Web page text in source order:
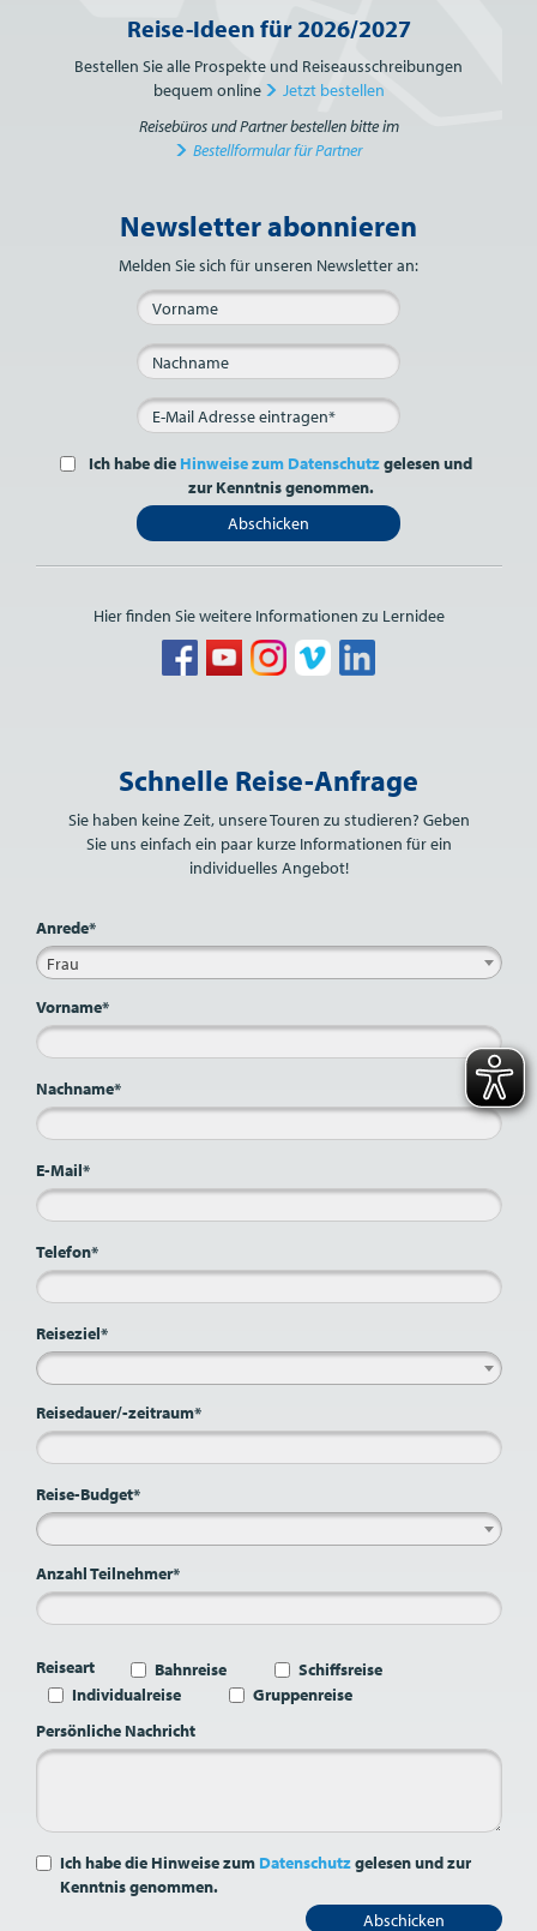
Reise-Ideen für 2026/2027
Bestellen Sie alle Prospekte und Reiseausschreibungen
bequem online
Jetzt bestellen
Reisebüros und Partner bestellen bitte im
Bestellformular für Partner
Bitte nicht ausfüllen.
Newsletter abonnieren
Melden Sie sich für unseren Newsletter an:
Ich habe die Hinweise zum Datenschutzgelesen und
zur Kenntnis genommen.
Abschicken
Hier finden Sie weitere Informationen zu Lernidee
Schnelle Reise-Anfrage
Sie haben keine Zeit, unsere Touren zu studieren? Geben
Sie uns einfach ein paar kurze Informationen für ein
individuelles Angebot!
Anrede*
Frau
Vorname*
Nachname*
E-Mail*
Telefon*
Reiseziel*
Reisedauer/-zeitraum*
Reise-Budget*
Anzahl Teilnehmer*
Reiseart Bahnreise
Schiffsreise
Individualreise
Gruppenreise
Persönliche Nachricht
Ich habe die Hinweise zum Datenschutzgelesen und zur
Kenntnis genommen.
Abschicken